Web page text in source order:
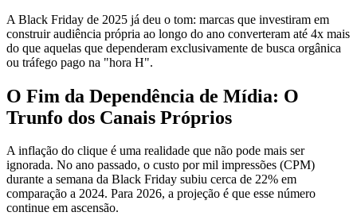
A Black Friday de 2025 já deu o tom: marcas que investiram em
construir audiência própria ao longo do ano converteram até 4x mais
do que aquelas que dependeram exclusivamente de busca orgânica
ou tráfego pago na "hora H".
O Fim da Dependência de Mídia: O
Trunfo dos Canais Próprios
A inflação do clique é uma realidade que não pode mais ser
ignorada. No ano passado, o custo por mil impressões (CPM)
durante a semana da Black Friday subiu cerca de 22% em
comparação a 2024. Para 2026, a projeção é que esse número
continue em ascensão.